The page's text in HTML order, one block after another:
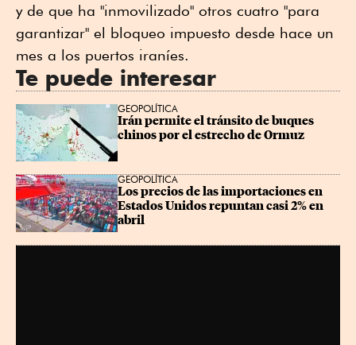
y de que ha "inmovilizado" otros cuatro "para
garantizar" el bloqueo impuesto desde hace un
mes a los puertos iraníes.
Te puede interesar
GEOPOLÍTICA
Irán permite el tránsito de buques
chinos por el estrecho de Ormuz
GEOPOLÍTICA
Los precios de las importaciones en
Estados Unidos repuntan casi 2% en
abril